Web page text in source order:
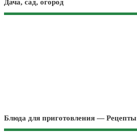
Дача, сад, огород
Блюда для приготовления — Рецепты